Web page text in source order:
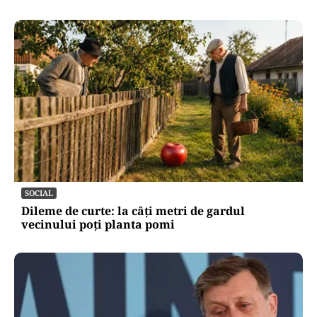
SOCIAL
Dileme de curte: la câți metri de gardul
vecinului poți planta pomi